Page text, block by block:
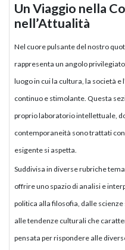
Un Viaggio nella
nell’Attualità
Nel cuore pulsante del nostro
rappresenta un angolo
luogo in cui la cultura, la società
continuo e stimolante. Questa
proprio laboratorio intellettuale,
contemporaneità sono trattati
esigente si aspetta.
Suddivisa in diverse rubriche
offrire uno spazio di analisi e
politica alla filosofia, dalle
alle tendenze culturali che
pensata per rispondere alle